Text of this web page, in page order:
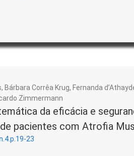
Corrêa Krug, Fernanda
Zimmermann
da eficácia e
pacientes com Atrofia
23